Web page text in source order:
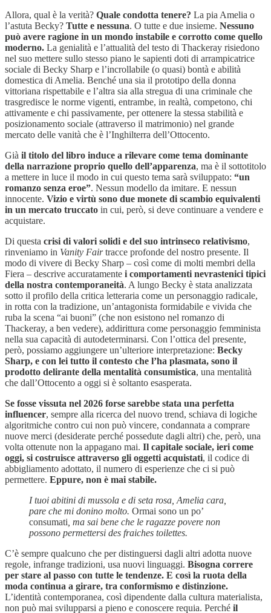
Allora, qual è la verità? Quale condotta tenere? La pia Amelia o
l’astuta Becky? Tutte e nessuna. O tutte e due insieme. Nessuno
può avere ragione in un mondo instabile e corrotto come quello
moderno. La genialità e l’attualità del testo di Thackeray risiedono
nel suo mettere sullo stesso piano le sapienti doti di arrampicatrice
sociale di Becky Sharp e l’incrollabile (o quasi) bontà e abilità
domestica di Amelia. Benché una sia il prototipo della donna
vittoriana rispettabile e l’altra sia alla stregua di una criminale che
trasgredisce le norme vigenti, entrambe, in realtà, competono, chi
attivamente e chi passivamente, per ottenere la stessa stabilità e
posizionamento sociale (attraverso il matrimonio) nel grande
mercato delle vanità che è l’Inghilterra dell’Ottocento.
Già il titolo del libro induce a rilevare come tema dominante
della narrazione proprio quello dell’apparenza, ma è il sottotitolo
a mettere in luce il modo in cui questo tema sarà sviluppato: “un
romanzo senza eroe”. Nessun modello da imitare. E nessun
innocente. Vizio e virtù sono due monete di scambio equivalenti
in un mercato truccato in cui, però, si deve continuare a vendere e
acquistare.
Di questa crisi di valori solidi e del suo intrinseco relativismo,
rinveniamo in Vanity Fairtracce profonde del nostro presente. Il
modo di vivere di Becky Sharp – così come di molti membri della
Fiera – descrive accuratamente i comportamenti nevrastenici tipici
della nostra contemporaneità. A lungo Becky è stata analizzata
sotto il profilo della critica letteraria come un personaggio radicale,
in rotta con la tradizione, un’antagonista formidabile e vivida che
ruba la scena “ai buoni” (che non esistono nel romanzo di
Thackeray, a ben vedere), addirittura come personaggio femminista
nella sua capacità di autodeterminarsi. Con l’ottica del presente,
però, possiamo aggiungere un’ulteriore interpretazione: Becky
Sharp, e con lei tutto il contesto che l’ha plasmata, sono il
prodotto delirante della mentalità consumistica, una mentalità
che dall’Ottocento a oggi si è soltanto esasperata.
Se fosse vissuta nel 2026 forse sarebbe stata una perfetta
influencer, sempre alla ricerca del nuovo trend, schiava di logiche
algoritmiche contro cui non può vincere, condannata a comprare
nuove merci (desiderate perché possedute dagli altri) che, però, una
volta ottenute non la appagano mai. Il capitale sociale, ieri come
oggi, si costruisce attraverso gli oggetti acquistati, il codice di
abbigliamento adottato, il numero di esperienze che ci si può
permettere. Eppure, non è mai stabile.
I tuoi abitini di mussola e di seta rosa, Amelia cara,
pare che mi donino molto. Ormai sono un po’
consumati , ma sai bene che le ragazze povere non
possono permettersi des fraiches toilettes.
C’è sempre qualcuno che per distinguersi dagli altri adotta nuove
regole, infrange tradizioni, usa nuovi linguaggi. Bisogna correre
per stare al passo con tutte le tendenze. E così la ruota della
moda continua a girare, tra conformismo e distinzione.
L’identità contemporanea, così dipendente dalla cultura materialista,
non può mai svilupparsi a pieno e conoscere requia. Perché il